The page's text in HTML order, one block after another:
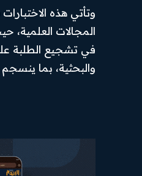
وتأتي هذه
المجالات العلمية،
في تشجيع الطلبة على
والبحثية، بما